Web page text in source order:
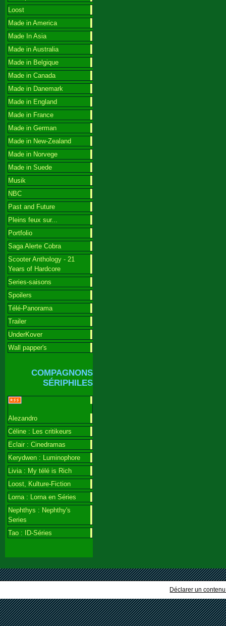
Loost
Made in America
Made In Asia
Made in Australia
Made in Belgique
Made in Canada
Made in Danemark
Made in England
Made in France
Made in German
Made in New-Zealand
Made in Norvege
Made in Suede
Musik
NBC
Past and Future
Pleins feux sur...
Portfolio
Saga Alerte Cobra
Scooter Anthology - 21
Years of Hardcore
Series-saisons
Spoilers
Télé-Panorama
Trailer
UnderKover
Wall papper's
COMPAGNONS
SÉRIPHILES
Alezandro
Céline : Les critikeurs
Eclair : Cinedramas
Kerydwen : Luminophore
Livia : My télé is Rich
Loost, Kulture-Fiction
Lorna : Lorna en Séries
Nephthys : Nephthy's
Series
Tao : ID-Séries
Déclarer un